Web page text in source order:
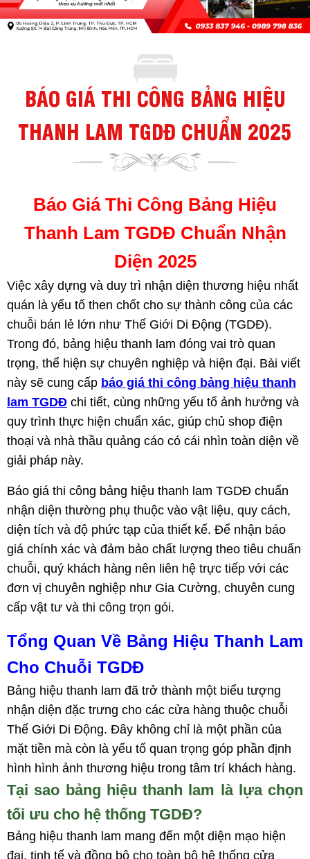
BÁO GIÁ THI CÔNG BẢNG HIỆU
THANH LAM TGDĐ CHUẨN 2025
Báo Giá Thi Công Bảng Hiệu
Thanh Lam TGDĐ Chuẩn Nhận
Diện 2025
Việc xây dựng và duy trì nhận diện thương hiệu nhất
quán là yếu tố then chốt cho sự thành công của các
chuỗi bán lẻ lớn như Thế Giới Di Động (TGDĐ).
Trong đó, bảng hiệu thanh lam đóng vai trò quan
trọng, thể hiện sự chuyên nghiệp và hiện đại. Bài viết
này sẽ cung cấp báo giá thi công bảng hiệu thanh
lam TGDĐ chi tiết, cùng những yếu tố ảnh hưởng và
quy trình thực hiện chuẩn xác, giúp chủ shop điện
thoại và nhà thầu quảng cáo có cái nhìn toàn diện về
giải pháp này.
Báo giá thi công bảng hiệu thanh lam TGDĐ chuẩn
nhận diện thường phụ thuộc vào vật liệu, quy cách,
diện tích và độ phức tạp của thiết kế. Để nhận báo
giá chính xác và đảm bảo chất lượng theo tiêu chuẩn
chuỗi, quý khách hàng nên liên hệ trực tiếp với các
đơn vị chuyên nghiệp như Gia Cường, chuyên cung
cấp vật tư và thi công trọn gói.
Tổng Quan Về Bảng Hiệu Thanh Lam
Cho Chuỗi TGDĐ
Bảng hiệu thanh lam đã trở thành một biểu tượng
nhận diện đặc trưng cho các cửa hàng thuộc chuỗi
Thế Giới Di Động. Đây không chỉ là một phần của
mặt tiền mà còn là yếu tố quan trọng góp phần định
hình hình ảnh thương hiệu trong tâm trí khách hàng.
Tại sao bảng hiệu thanh lam là lựa chọn
tối ưu cho hệ thống TGDĐ?
Bảng hiệu thanh lam mang đến một diện mạo hiện
đại, tinh tế và đồng bộ cho toàn bộ hệ thống cửa